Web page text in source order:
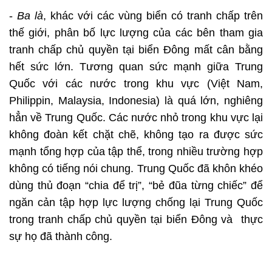
- Ba là, khác với các vùng biển có tranh chấp trên
thế giới, phân bố lực lượng của các bên tham gia
tranh chấp chủ quyền tại biển Đông mất cân bằng
hết sức lớn. Tương quan sức mạnh giữa Trung
Quốc với các nước trong khu vực (Việt Nam,
Philippin, Malaysia, Indonesia) là quá lớn, nghiêng
hẳn về Trung Quốc. Các nước nhỏ trong khu vực lại
không đoàn kết chặt chẽ, không tạo ra được sức
mạnh tổng hợp của tập thể, trong nhiều trường hợp
không có tiếng nói chung. Trung Quốc đã khôn khéo
dùng thủ đoạn “chia để trị”, “bẻ đũa từng chiếc” để
ngăn cản tập hợp lực lượng chống lại Trung Quốc
trong tranh chấp chủ quyền tại biển Đông và thực
sự họ đã thành công.